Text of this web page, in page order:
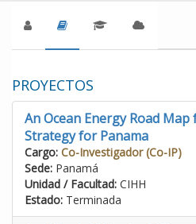
PROYECTOS
An Ocean Energy Road
Strategy for Panama
Cargo: Co-Investigador (Co-IP)
Sede: Panamá
Unidad / Facultad: CIHH
Estado: Terminada